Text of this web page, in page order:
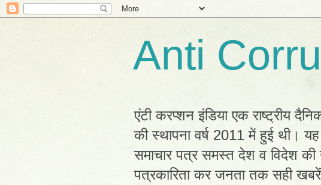
Anti
एंटी करप्शन इंडिया एक राष्ट्रीय
की स्थापना वर्ष 2011 में हुई थी।
समाचार पत्र समस्त देश व विदेश की
पत्रकारिता कर जनता तक सही खबरें